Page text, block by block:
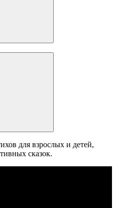
для взрослых и детей,
сказок.